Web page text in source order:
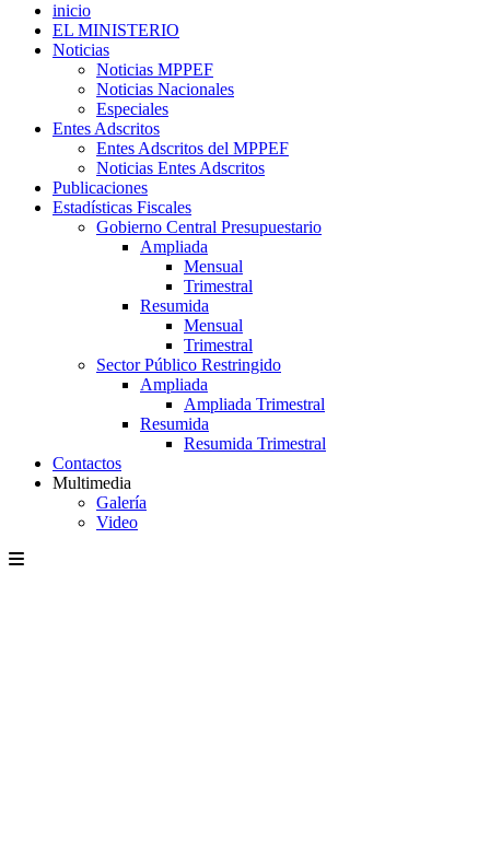
inicio
EL MINISTERIO
Noticias
Noticias MPPEF
Noticias Nacionales
Especiales
Entes Adscritos
Entes Adscritos del MPPEF
Noticias Entes Adscritos
Publicaciones
Estadísticas Fiscales
Gobierno Central Presupuestario
Ampliada
Mensual
Trimestral
Resumida
Mensual
Trimestral
Sector Público Restringido
Ampliada
Ampliada Trimestral
Resumida
Resumida Trimestral
Contactos
Multimedia
Galería
Video